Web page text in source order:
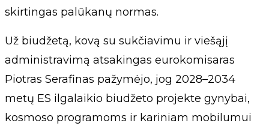
skirtingas palūkanų normas.
Už biudžetą, kovą su sukčiavimu ir viešąjį
administravimą atsakingas eurokomisaras
Piotras Serafinas pažymėjo, jog 2028–2034
metų ES ilgalaikio biudžeto projekte gynybai,
kosmoso programoms ir kariniam mobilumui